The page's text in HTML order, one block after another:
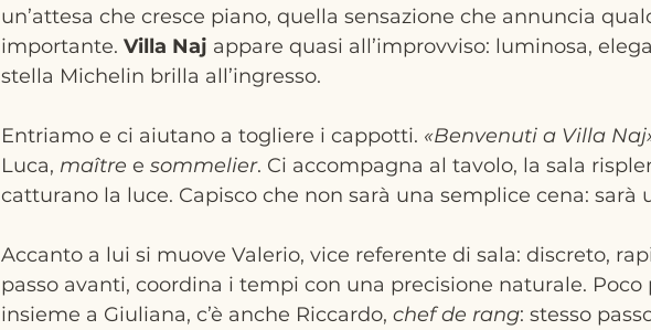
un’attesa che cresce piano, quella sensazione che annuncia
importante. Villa Naj appare quasi all’improvviso: luminosa,
stella Michelin brilla all’ingresso.
Entriamo e ci aiutano a togliere i cappotti. «Benvenuti a Villa
Luca, maître e sommelier. Ci accompagna al tavolo, la sala
catturano la luce. Capisco che non sarà una semplice cena: sarà
Accanto a lui si muove Valerio, vice referente di sala: discreto,
passo avanti, coordina i tempi con una precisione naturale. Poco
insieme a Giuliana, c’è anche Riccardo, chef de rang: stesso